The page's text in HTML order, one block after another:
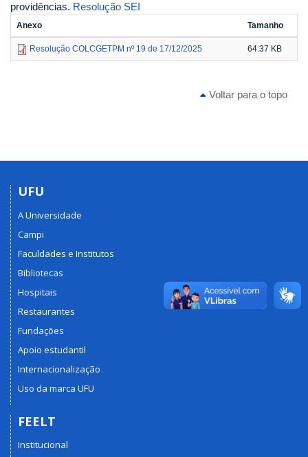
providências. Resolução SEI
Anexo Tamanho
Resolução COLCGETPM nº 19 de 17/12/2025 64.37 KB
Voltar para o topo
UFU
A Universidade
Campi
Faculdades e Institutos
Bibliotecas
Hospitais
Restaurantes
Fundações
Apoio estudantil
Internacionalização
Uso da marca UFU
FEELT
Institucional